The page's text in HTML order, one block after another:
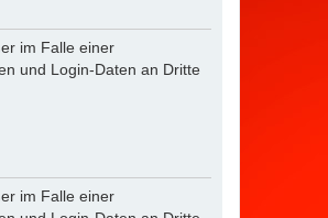
im Falle einer
und Login-Daten an Dritte
im Falle einer